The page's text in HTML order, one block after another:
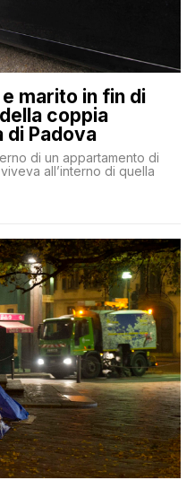
marito in fin di
coppia
di Padova
di un appartamento di
all’interno di quella